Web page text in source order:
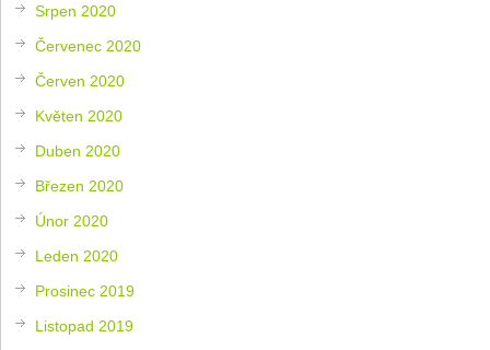
Srpen 2020
Červenec 2020
Červen 2020
Květen 2020
Duben 2020
Březen 2020
Únor 2020
Leden 2020
Prosinec 2019
Listopad 2019